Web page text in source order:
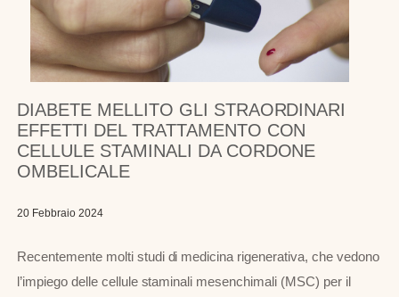
DIABETE MELLITO GLI STRAORDINARI
EFFETTI DEL TRATTAMENTO CON
CELLULE STAMINALI DA CORDONE
OMBELICALE
20 Febbraio 2024
Recentemente molti studi di medicina rigenerativa, che vedono
l’impiego delle cellule staminali mesenchimali (MSC) per il